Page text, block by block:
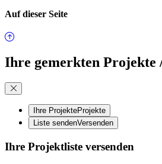
Auf dieser Seite
Ihre gemerkten Projekte
Ihre ProjekteProjekte
Liste sendenVersenden
Ihre Projektliste versenden